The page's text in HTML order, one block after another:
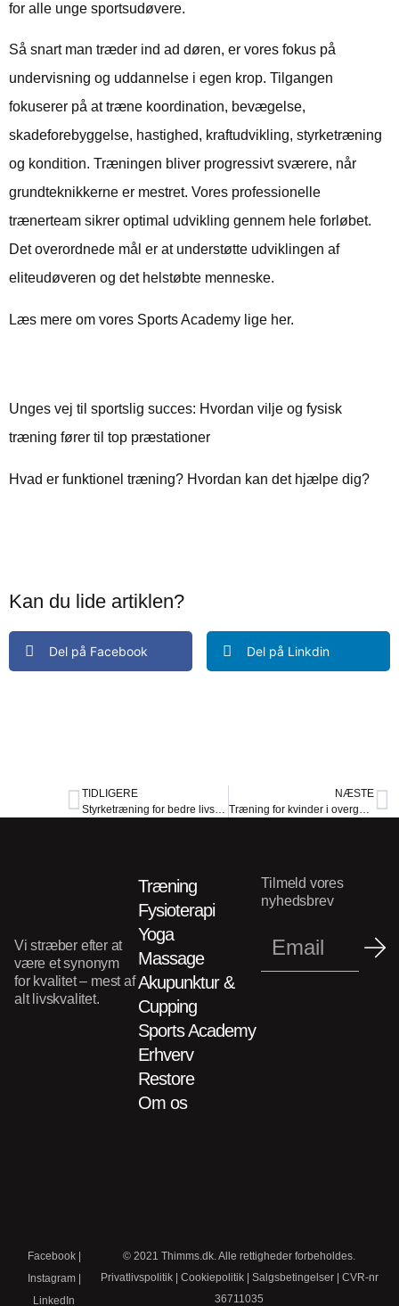
for alle unge sportsudøvere.
Så snart man træder ind ad døren, er vores fokus på
undervisning og uddannelse i egen krop. Tilgangen
fokuserer på at træne koordination, bevægelse,
skadeforebyggelse, hastighed, kraftudvikling, styrketræning
og kondition. Træningen bliver progressivt sværere, når
grundteknikkerne er mestret. Vores professionelle
trænerteam sikrer optimal udvikling gennem hele forløbet.
Det overordnede mål er at understøtte udviklingen af
eliteudøveren og det helstøbte menneske.
Læs mere om vores Sports Academy lige her.
Unges vej til sportslig succes: Hvordan vilje og fysisk
træning fører til top præstationer
Hvad er funktionel træning? Hvordan kan det hjælpe dig?
Kan du lide artiklen?
Del på Facebook Del på Linkdin
TIDLIGERE
Styrketræning for bedre livskvalitet: Bevar bevægeligheden, også når vi bliver ældre
NÆSTE
Træning for kvinder i overgangsalderen
Vi stræber efter at
være et synonym
for kvalitet – mest af
alt livskvalitet.
Træning
Fysioterapi
Yoga
Massage
Akupunktur &
Cupping
Sports Academy
Erhverv
Restore
Om os
Tilmeld vores
nyhedsbrev
© 2021 Thimms.dk. Alle rettigheder forbeholdes.
Privatlivspolitik| Cookiepolitik| Salgsbetingelser| CVR-nr
36711035
Facebook|
Instagram|
LinkedIn